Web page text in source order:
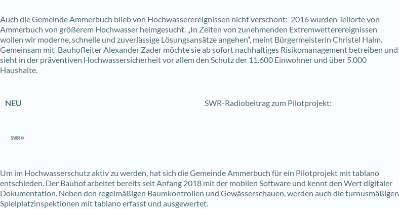
Auch die Gemeinde Ammerbuch blieb von Hochwasserereignissen nicht verschont: 2016 wurden Teilorte von
Ammerbuch von größerem Hochwasser heimgesucht. „In Zeiten von zunehmenden Extremwetterereignissen
wollen wir moderne, schnelle und zuverlässige Lösungsansätze angehen“, meint Bürgermeisterin Christel Halm.
Gemeinsam mit Bauhofleiter Alexander Zader möchte sie ab sofort nachhaltiges Risikomanagement betreiben und
sieht in der präventiven Hochwassersicherheit vor allem den Schutz der 11.600 Einwohner und über 5.000
Haushalte.
NEU SWR-Radiobeitrag zum Pilotprojekt:
Um im Hochwasserschutz aktiv zu werden, hat sich die Gemeinde Ammerbuch für ein Pilotprojekt mit tablano
entschieden. Der Bauhof arbeitet bereits seit Anfang 2018 mit der mobilen Software und kennt den Wert digitaler
Dokumentation. Neben den regelmäßigen Baumkontrollen und Gewässerschauen, werden auch die turnusmäßigen
Spielplatzinspektionen mit tablano erfasst und ausgewertet.